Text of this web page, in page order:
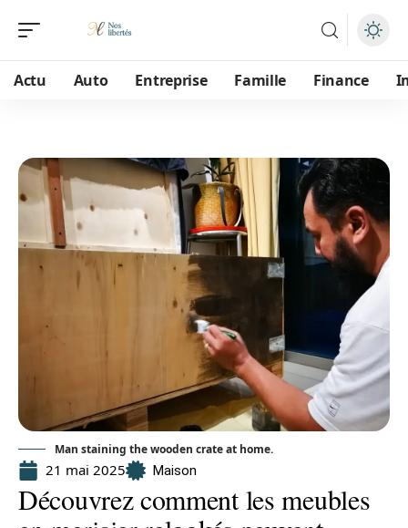
Actu Auto Entreprise Famille Finance
Man staining the wooden crate at home.
21 mai 2025 Maison
Découvrez comment les meubles